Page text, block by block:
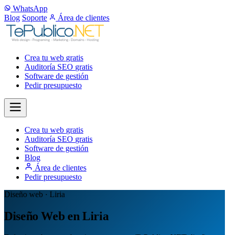
WhatsApp
Blog Soporte Área de clientes
Crea tu web gratis
Auditoría SEO gratis
Software de gestión
Pedir presupuesto
Crea tu web gratis
Auditoría SEO gratis
Software de gestión
Blog
Área de clientes
Pedir presupuesto
Diseño web · Liria
Diseño Web en Liria